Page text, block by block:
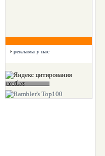
реклама у нас